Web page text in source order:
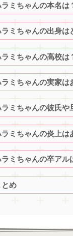
ミちゃんの本名は
ミちゃんの出身は
ミちゃんの高校は
ミちゃんの実家は
ミちゃんの彼氏や
ミちゃんの炎上は
ミちゃんの卒アル
とめ